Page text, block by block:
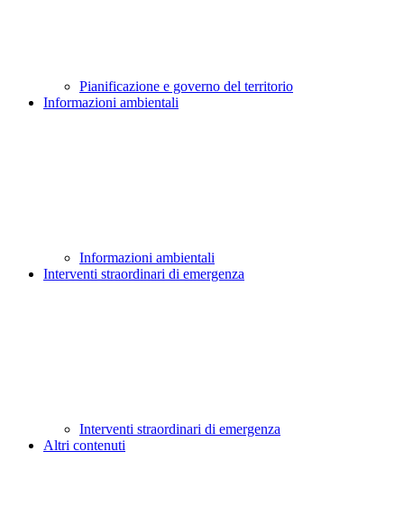
Pianificazione e governo del territorio
Informazioni ambientali
Informazioni ambientali
Interventi straordinari di emergenza
Interventi straordinari di emergenza
Altri contenuti